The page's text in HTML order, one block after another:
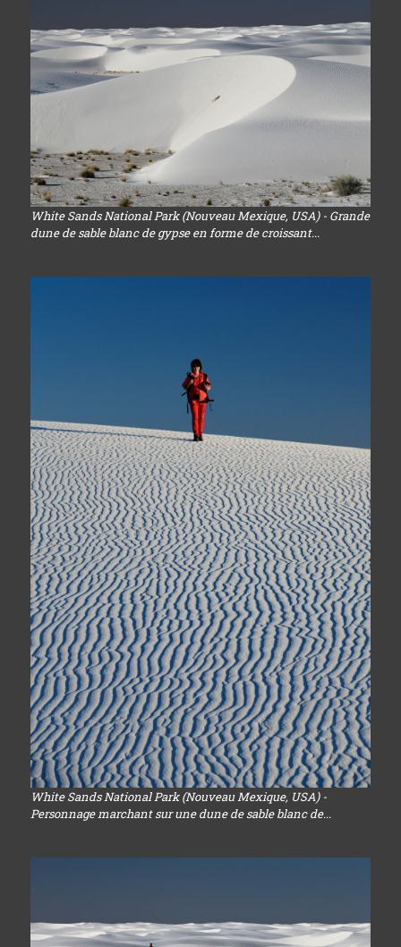
White Sands National Park (Nouveau Mexique, USA) - Grande
dune de sable blanc de gypse en forme de croissant...
White Sands National Park (Nouveau Mexique, USA) -
Personnage marchant sur une dune de sable blanc de...